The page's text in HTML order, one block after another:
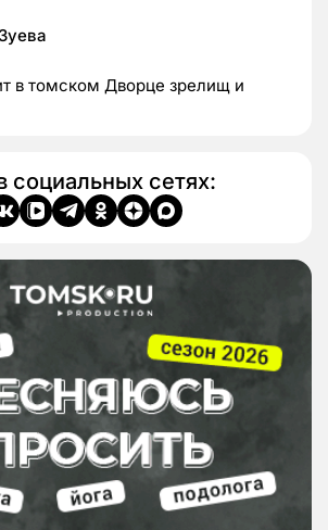
в томском Дворце зрелищ и
социальных сетях: